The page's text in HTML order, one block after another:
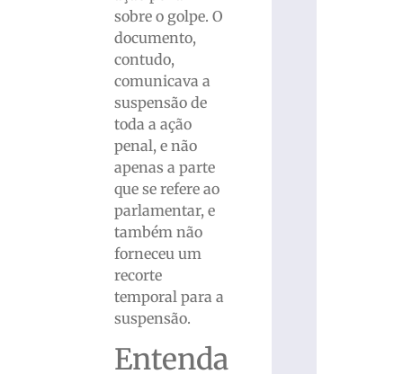
sobre o golpe. O
documento,
contudo,
comunicava a
suspensão de
toda a ação
penal, e não
apenas a parte
que se refere ao
parlamentar, e
também não
forneceu um
recorte
temporal para a
suspensão.
Entenda